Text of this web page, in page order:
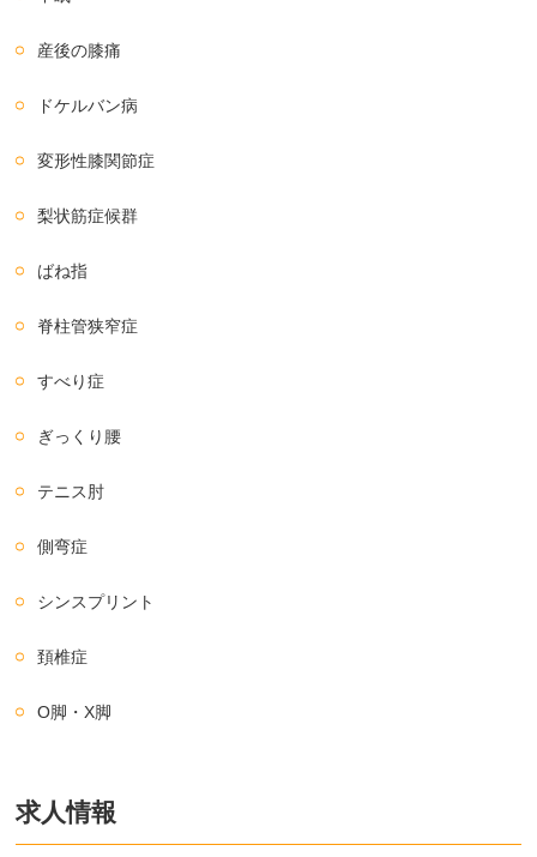
産後の膝痛
ドケルバン病
変形性膝関節症
梨状筋症候群
ばね指
脊柱管狭窄症
すべり症
ぎっくり腰
テニス肘
側弯症
シンスプリント
頚椎症
O脚・X脚
求人情報